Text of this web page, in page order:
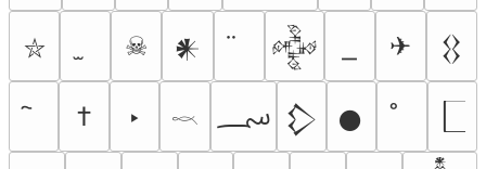
⛥ ☠ 𒀭 𒅒 ✈ 𒌐
† ‣ 𓎖 ؄ 𒁷 𒊹